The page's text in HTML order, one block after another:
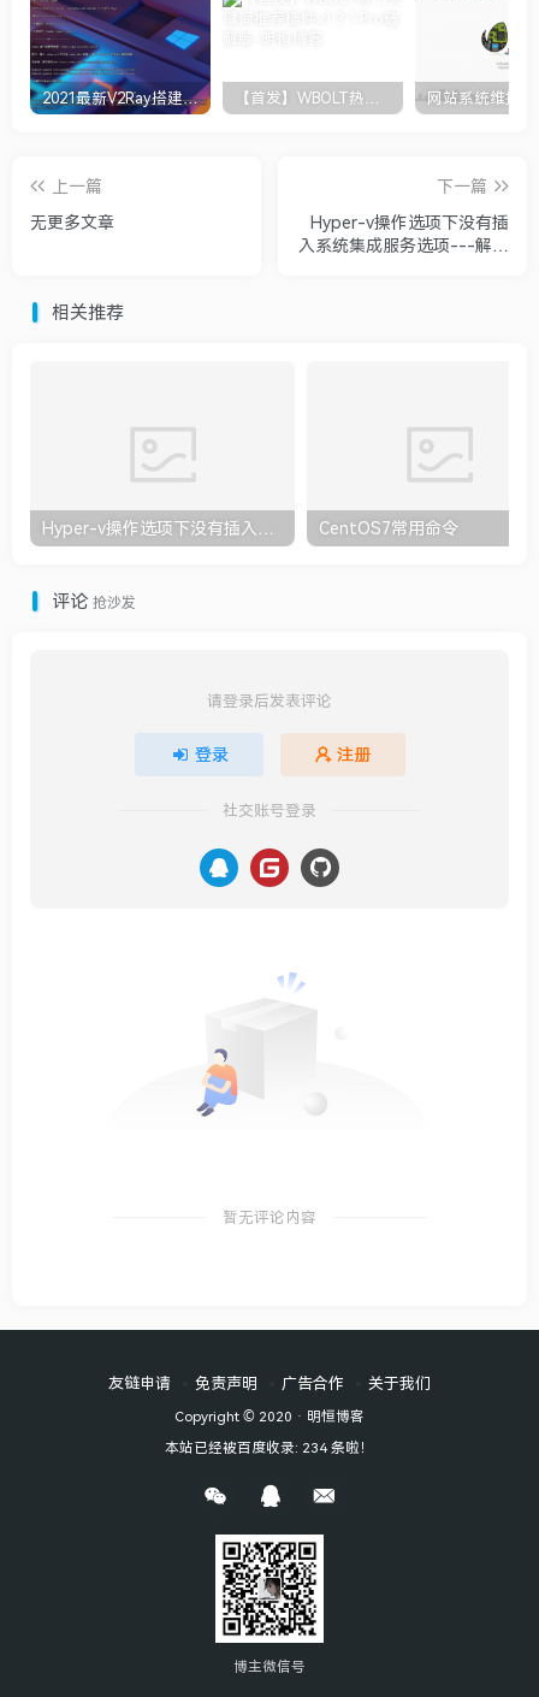
2021最新V2Ray搭建图文教程，V2Ray一键搭建脚本！ 【首发】WBOLT热门关键词推荐插件v1.3.1 Pro破解版
上一篇
无更多文章
下一篇
Hyper-v操作选项下没有插
入系统集成服务选项---解决
相关推荐
Hyper-v操作选项下没有插入系统集成服务选项---解决Hyper-v虚拟机未捕获到鼠标输入 CentOS7常用命令
评论 抢沙发
请登录后发表评论
登录 注册
社交账号登录
暂无评论内容
友链申请 免责声明 广告合作 关于我们
Copyright © 2020 · 明恒博客
本站已经被百度收录: 234 条啦！
博主微信号